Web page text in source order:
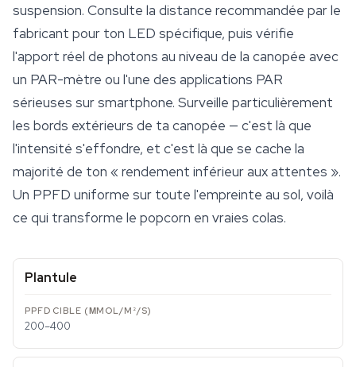
suspension. Consulte la distance recommandée par le
fabricant pour ton LED spécifique, puis vérifie
l'apport réel de photons au niveau de la canopée avec
un PAR-mètre ou l'une des applications PAR
sérieuses sur smartphone. Surveille particulièrement
les bords extérieurs de ta canopée — c'est là que
l'intensité s'effondre, et c'est là que se cache la
majorité de ton « rendement inférieur aux attentes ».
Un PPFD uniforme sur toute l'empreinte au sol, voilà
ce qui transforme le popcorn en vraies colas.
Plantule
200–400